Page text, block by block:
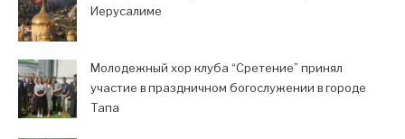
Иерусалиме
Молодежный хор клуба “Сретение” принял
участие в праздничном богослужении в городе
Тапа